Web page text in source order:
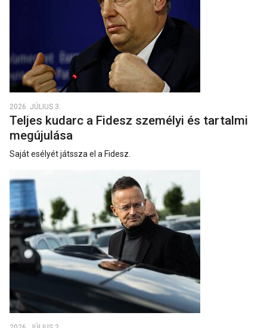
2026. JÚLIUS 3.
Teljes kudarc a Fidesz személyi és tartalmi
megújulása
Saját esélyét játssza el a Fidesz.